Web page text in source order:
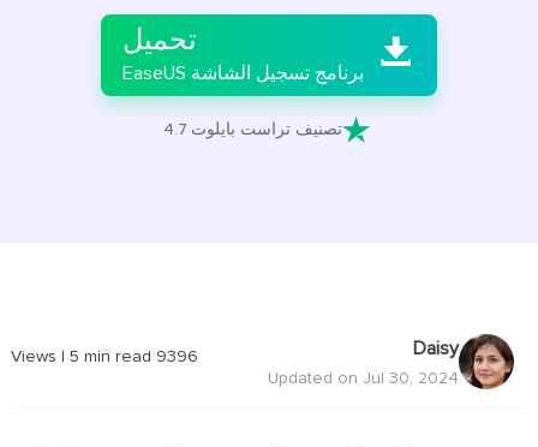
 تحميل
برنامج تسجيل الشاشة EaseUS
تصنيف تراست بايلوت 4.7
Daisy
Updated on Jul 30, 2024
9396
| 5 min read